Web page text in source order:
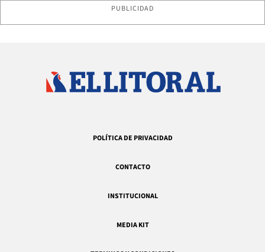
PUBLICIDAD
POLÍTICA DE PRIVACIDAD
CONTACTO
INSTITUCIONAL
MEDIA KIT